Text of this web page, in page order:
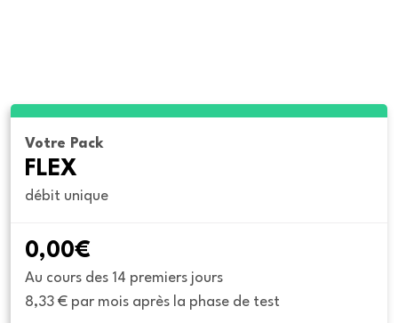
Votre Pack
FLEX
débit unique
0,00€
Au cours des 14 premiers jours
8,33 € par mois après la phase de test